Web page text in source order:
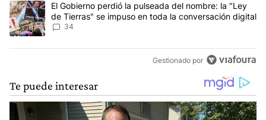
Un artículo de tendencia con el título "El Gobierno perdió la
El Gobierno perdió la pulseada del nombre: la "Ley
de Tierras" se impuso en toda la conversación digital
34
Gestionado por